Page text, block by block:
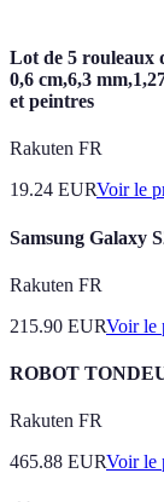
Lot de 5 rouleaux
0,6 cm,6,3
et peintres
Rakuten FR
19.24 EURVoir le
Samsung Galaxy
Rakuten FR
215.90 EURVoir le
ROBOT
Rakuten FR
465.88 EURVoir le